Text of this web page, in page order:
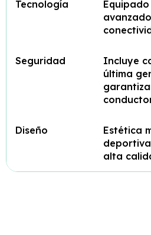
Tecnología
Seguridad
Incluye
última
Diseño
Estética
alta